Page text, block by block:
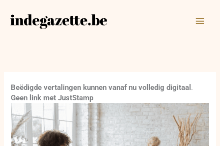
naar
Beëdigde vertalingen kunnen vanaf nu volledig digitaal .
Geen link met JustStamp